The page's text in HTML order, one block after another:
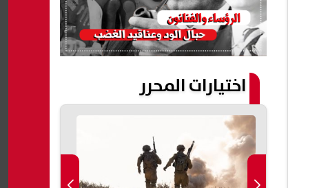
اختيارات المحرر